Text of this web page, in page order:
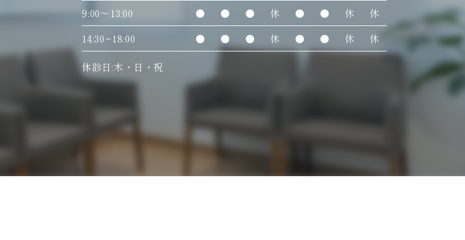
9:00〜13:00
● ● ● 休 ● ● 休
休
14:30~18:00
● ● ● 休 ● ● 休
休
休診日:木・日・祝